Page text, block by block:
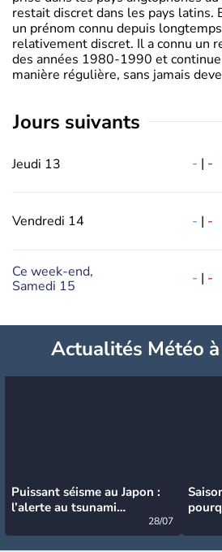
restait discret dans les pays latins.
un prénom connu depuis
relativement discret. Il a connu un
des années 1980-1990 et
manière régulière, sans jamais
jours suivants
Jeudi 13 - | -
Vendredi 14 - | -
Ce week-end,
Samedi 15
- | -
Actualités Météo
Puissant séisme au Japon :
l’alerte au tsunami
28/07